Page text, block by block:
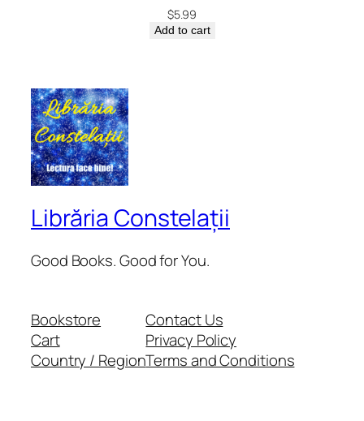
$5.99
Add to cart
Librăria Constelații
Good Books. Good for You.
Bookstore
Cart
Country / Region
Contact Us
Privacy Policy
Terms and Conditions